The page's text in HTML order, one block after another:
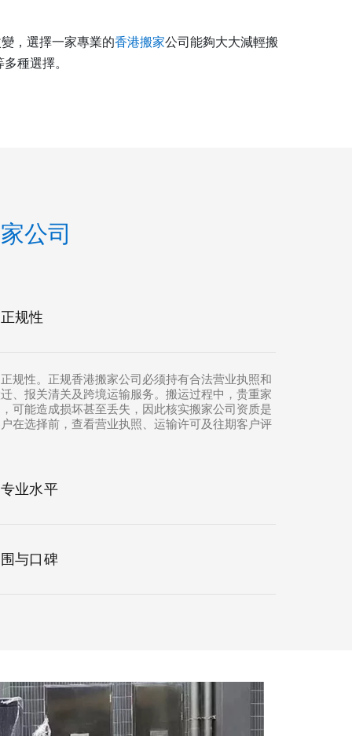
，選擇一家專業的香港搬家公司能夠大大減輕搬
種選擇。
公司
规性
规性。正规香港搬家公司必须持有合法营业执照和
、报关清关及跨境运输服务。搬运过程中，贵重家
可能造成损坏甚至丢失，因此核实搬家公司资质是
在选择前，查看营业执照、运输许可及往期客户评
业水平
与口碑